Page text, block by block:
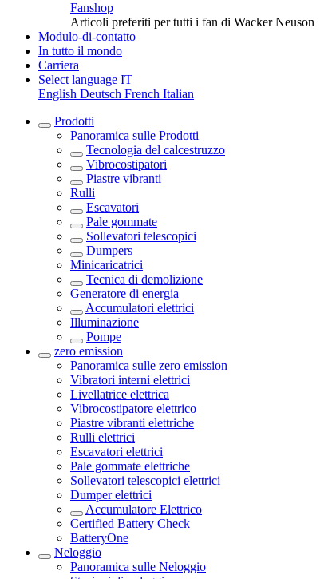
Fanshop
Articoli preferiti per tutti i fan di Wacker Neuson
Modulo-di-contatto
In tutto il mondo
Carriera
Select language IT
English Deutsch French Italian
Prodotti
Panoramica sulle Prodotti
Tecnologia del calcestruzzo
Vibrocostipatori
Piastre vibranti
Rulli
Escavatori
Pale gommate
Sollevatori telescopici
Dumpers
Minicaricatrici
Tecnica di demolizione
Generatore di energia
Accumulatori elettrici
Illuminazione
Pompe
zero emission
Panoramica sulle zero emission
Vibratori interni elettrici
Livellatrice elettrica
Vibrocostipatore elettrico
Piastre vibranti elettriche
Rulli elettrici
Escavatori elettrici
Pale gommate elettriche
Sollevatori telescopici elettrici
Dumper elettrici
Accumulatore Elettrico
Certified Battery Check
BatteryOne
Neloggio
Panoramica sulle Neloggio